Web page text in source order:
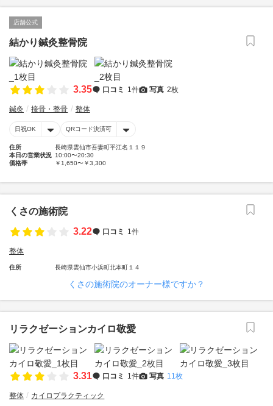
店舗公式
結かり鍼灸整骨院
3.35 口コミ 1件 写真 2枚
鍼灸 接骨・整骨 整体
日祝OK QRコード決済可
住所
長崎県雲仙市吾妻町平江名１１９
本日の営業状況 10:00〜20:30
価格帯
￥1,650〜￥3,300
くさの施術院
3.22
口コミ 1件
整体
住所 長崎県雲仙市小浜町北本町１４
くさの施術院のオーナー様ですか？
リラクゼーションカイロ敬愛
3.31 口コミ 1件 写真 11枚
整体 カイロプラクティック